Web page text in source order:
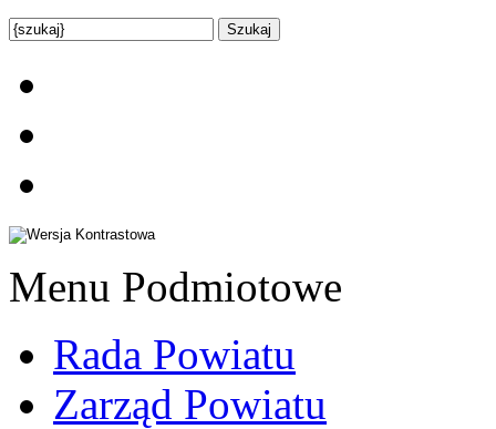
Menu Podmiotowe
Rada Powiatu
Zarząd Powiatu